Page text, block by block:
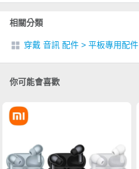
相關分類
穿戴 音訊 配件 > 平板專用配件
你可能會喜歡